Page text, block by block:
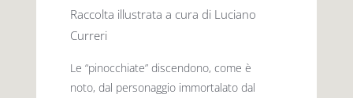
Raccolta illustrata a cura di Luciano
Curreri
Le “pinocchiate” discendono, come è
noto, dal personaggio immortalato dal